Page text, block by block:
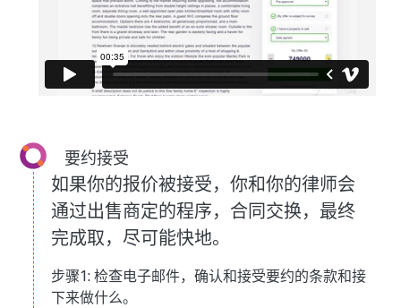
要约接受
如果你的报价被接受，你和你的律师会
通过出售商定的程序，合同交换，最终
完成取，尽可能快地。
步骤1:检查电子邮件，确认和接受要约的条款和接
下来做什么。